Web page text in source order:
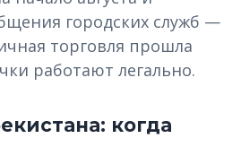
городских служб —
торговля прошла
работают легально.
когда